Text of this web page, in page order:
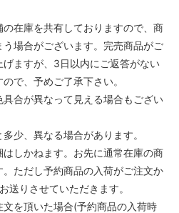
の在庫を共有しておりますので、商
場合がございます。完売商品がご
ますが、3日以内にご返答がない
で、予めご了承下さい。
具合が異なって見える場合もござい
少、異なる場合があります。
はしかねます。お先に通常在庫の商
ただし予約商品の入荷がご注文か
送りさせていただきます。
文を頂いた場合(予約商品の入荷時